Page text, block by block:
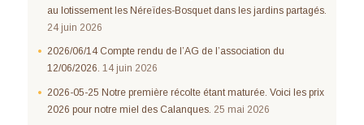
au lotissement les Néreïdes-Bosquet dans les jardins partagés.
24 juin 2026
2026/06/14 Compte rendu de l’AG de l’association du
12/06/2026. 14 juin 2026
2026-05-25 Notre première récolte étant maturée. Voici les prix
2026 pour notre miel des Calanques. 25 mai 2026